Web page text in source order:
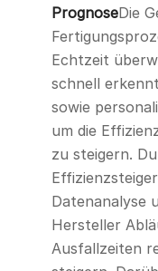
PrognoseDie
Echtzeit
schnell
sowie
um die
zu steigern.
Datenanalyse
Hersteller
Ausfallzeiten